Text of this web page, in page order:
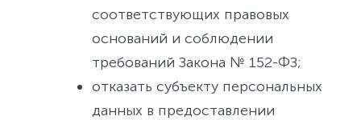
соответствующих правовых
оснований и соблюдении
требований Закона № 152-ФЗ;
отказать субъекту персональных
данных в предоставлении